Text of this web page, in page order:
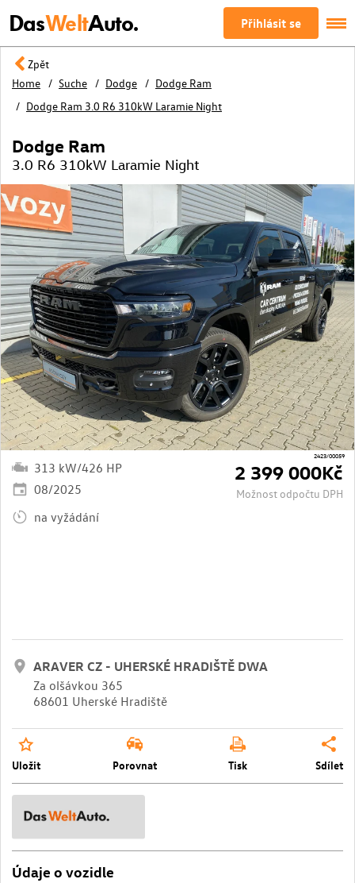
DasWeltAuto. Přihlásit se
Zpět
Home
Suche Dodge
Dodge Ram
Dodge Ram 3.0 R6 310kW Laramie Night
2423/00059
Dodge Ram
3.0 R6 310kW Laramie Night
313 kW/426 HP
08/2025
na vyžádání
2 399 000Kč
Možnost odpočtu DPH
ARAVER CZ - UHERSKÉ HRADIŠTĚ DWA
Za olšávkou 365
68601 Uherské Hradiště
Uložit Porovnat Tisk Sdílet
Údaje o vozidle